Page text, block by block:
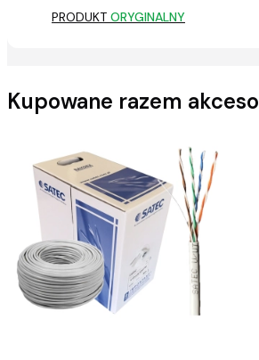
PRODUKT ORYGINALNY
Kupowane razem